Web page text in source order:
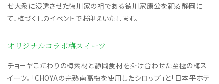
せ大衆に浸透させた徳川家の祖である徳川家康公を祀る静岡に
て、梅づくしのイベントでお迎えいたします。
オリジナルコラボ梅スイーツ
チョーヤこだわりの梅素材と静岡食材を掛け合わせた至極の梅ス
イーツ。「CHOYAの完熟南高梅を使用したシロップ」と「日本平ホテ